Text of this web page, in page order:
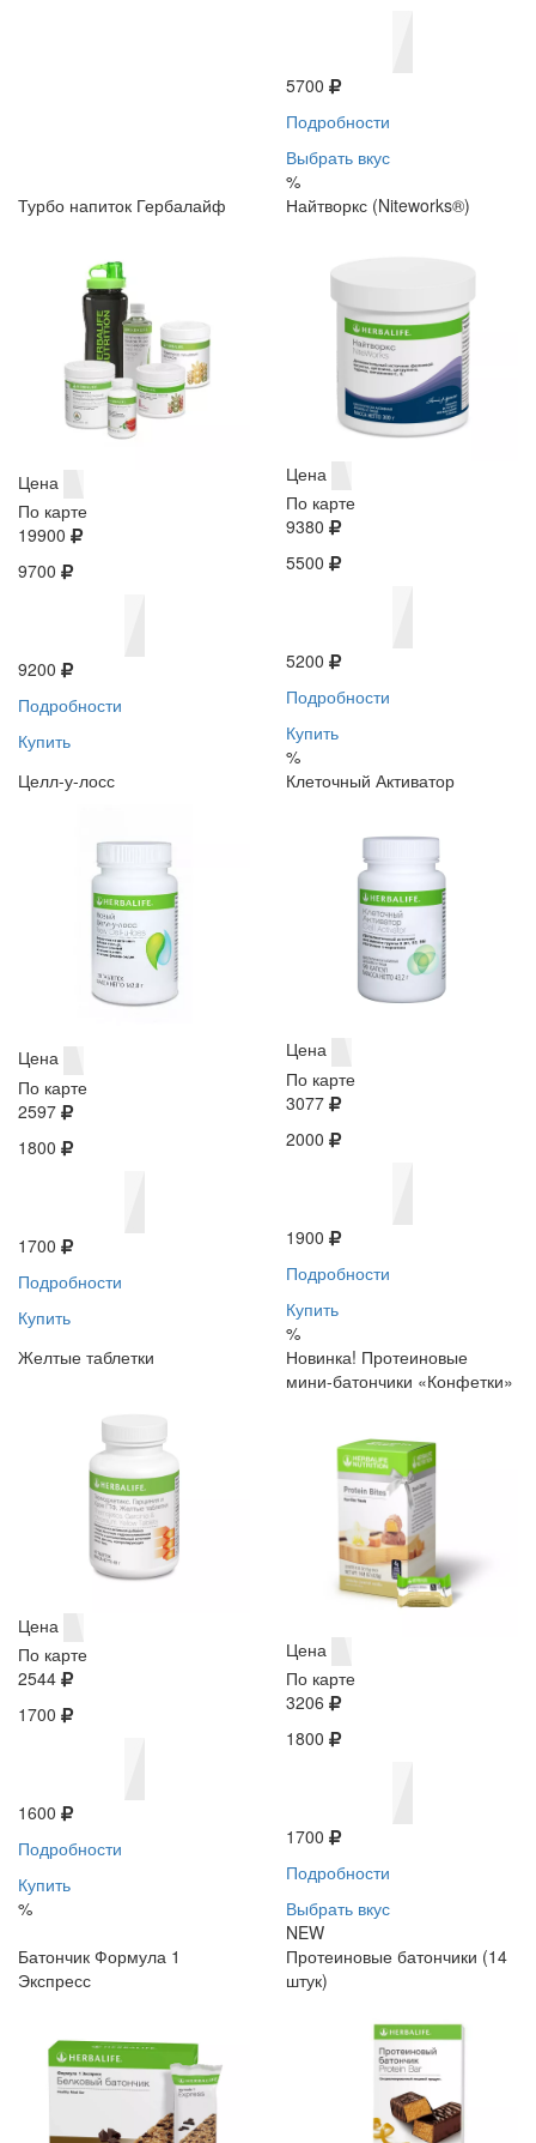
5700
Подробности
Выбрать вкус
%
Турбо напиток Гербалайф
Цена
По карте
19900
9700
9200
Подробности
Купить
Найтворкс (Niteworks®)
Цена
По карте
9380
5500
5200
Подробности
Купить
%
Целл-у-лосс
Цена
По карте
2597
1800
1700
Подробности
Купить
Клеточный Активатор
Цена
По карте
3077
2000
1900
Подробности
Купить
%
Желтые таблетки
Цена
По карте
2544
1700
1600
Подробности
Купить
%
Новинка! Протеиновые
мини-батончики «Конфетки»
Цена
По карте
3206
1800
1700
Подробности
Выбрать вкус
NEW
Батончик Формула 1
Экспресс
Протеиновые батончики (14
штук)